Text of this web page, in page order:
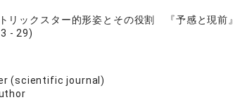
リックスター的形姿とその役割 『予感と現前
- 29)
(scientific journal)